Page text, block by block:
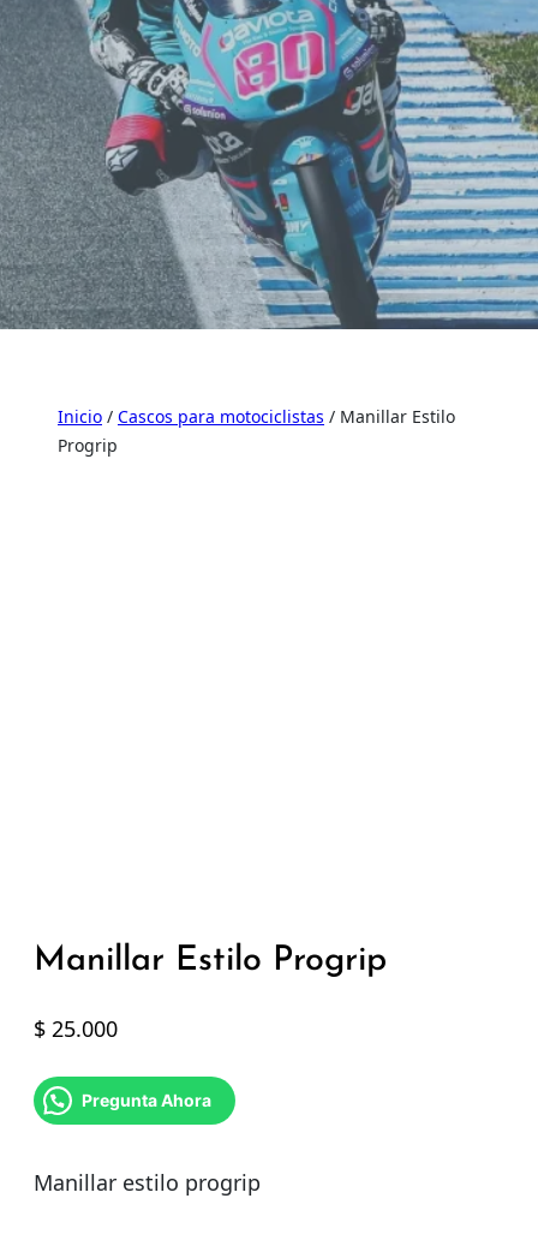
Inicio / Cascos para motociclistas / Manillar Estilo
Progrip
Manillar Estilo Progrip
$ 25.000
Pregunta Ahora
Manillar estilo progrip